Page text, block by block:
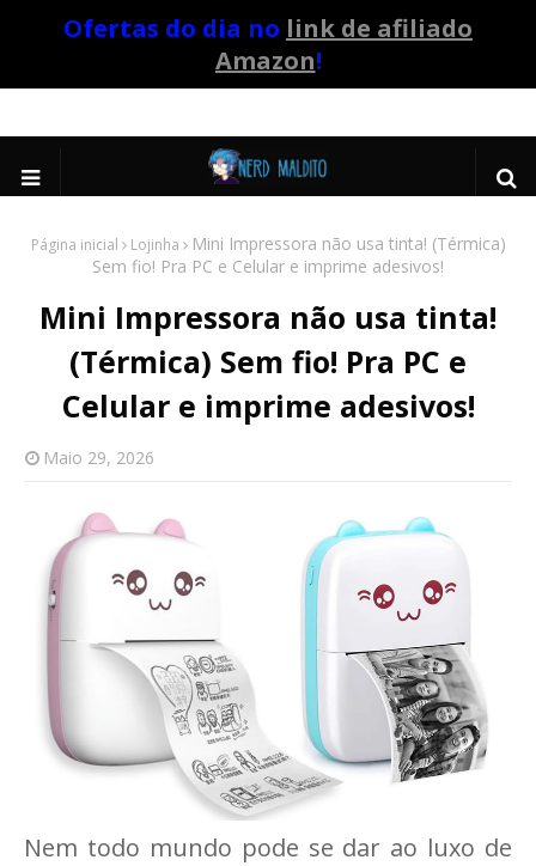
Ofertas do dia no link de afiliado
Amazon!
Página inicial Lojinha
Mini Impressora não usa tinta! (Térmica)
Sem fio! Pra PC e Celular e imprime adesivos!
Mini Impressora não usa tinta!
(Térmica) Sem fio! Pra PC e
Celular e imprime adesivos!
Maio 29, 2026
Nem todo mundo pode se dar ao luxo de